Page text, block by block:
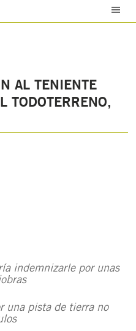
AL TENIENTE
TODOTERRENO,
indemnizarle por unas
una pista de tierra no